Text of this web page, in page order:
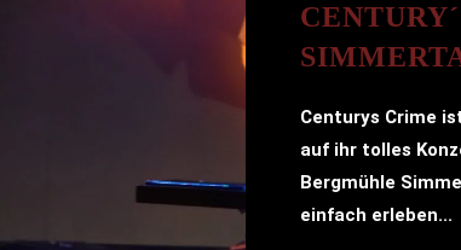
Centurys Crime
auf ihr tolles
Bergmühle
einfach erleben...